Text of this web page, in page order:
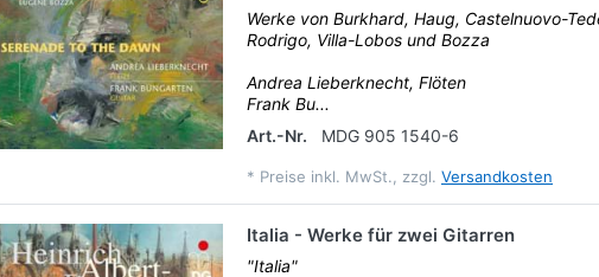
Werke von Burkhard, Haug, Castelnuovo-
Rodrigo, Villa-Lobos und Bozza
Andrea Lieberknecht, Flöten
Frank Bu...
Art.-Nr.
MDG 905 1540-6
* Preise inkl. MwSt., zzgl. Versandkosten
Italia - Werke für zwei Gitarren
"Italia"